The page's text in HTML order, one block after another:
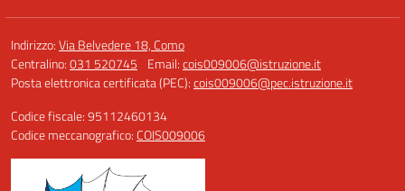
Indirizzo:Via Belvedere 18, Como
Centralino:031 520745 Email:cois009006@istruzione.it
Posta elettronica certificata (PEC):cois009006@pec.istruzione.it
Codice fiscale: 95112460134
Codice meccanografico: COIS009006